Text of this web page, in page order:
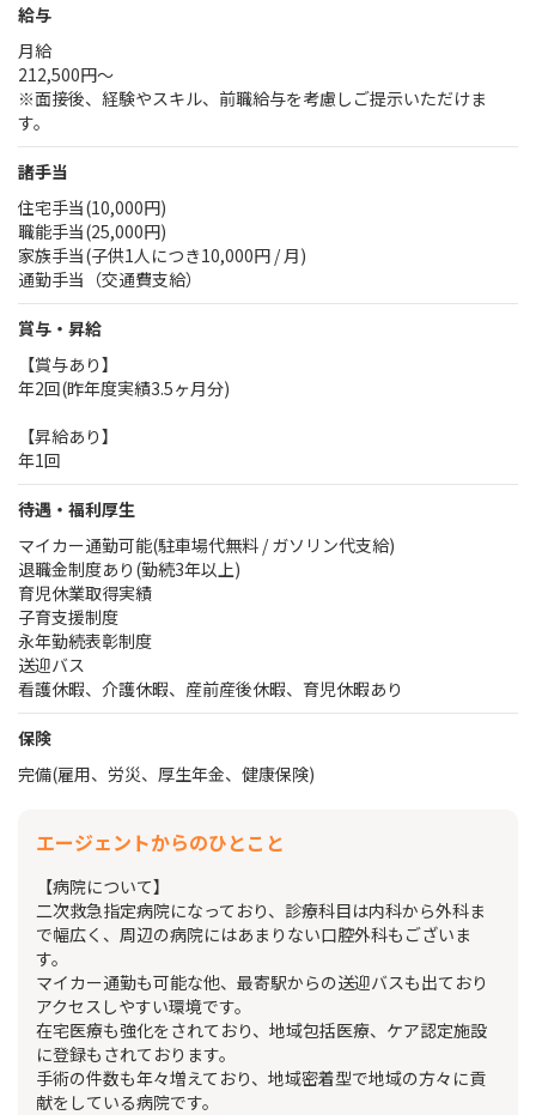
給与
月給
212,500円～
※面接後、経験やスキル、前職給与を考慮しご提示いただけま
す。
諸手当
住宅手当(10,000円)
職能手当(25,000円)
家族手当(子供1人につき10,000円 / 月)
通勤手当（交通費支給）
賞与・昇給
【賞与あり】
年2回(昨年度実績3.5ヶ月分)
【昇給あり】
年1回
待遇・福利厚生
マイカー通勤可能(駐車場代無料 / ガソリン代支給)
退職金制度あり(勤続3年以上)
育児休業取得実績
子育支援制度
永年勤続表彰制度
送迎バス
看護休暇、介護休暇、産前産後休暇、育児休暇あり
保険
完備(雇用、労災、厚生年金、健康保険)
エージェントからのひとこと
【病院について】
二次救急指定病院になっており、診療科目は内科から外科ま
で幅広く、周辺の病院にはあまりない口腔外科もございま
す。
マイカー通勤も可能な他、最寄駅からの送迎バスも出ており
アクセスしやすい環境です。
在宅医療も強化をされており、地域包括医療、ケア認定施設
に登録もされております。
手術の件数も年々増えており、地域密着型で地域の方々に貢
献をしている病院です。